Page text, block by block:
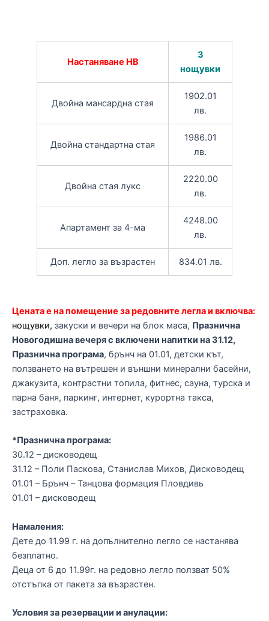
Настаняване HB
3
нощувки
Двойна мансардна стая
1902.01
лв.
Двойна стандартна стая
1986.01
лв.
Двойна стая лукс
2220.00
лв.
Апартамент за 4-ма
4248.00
лв.
Доп. легло за възрастен 834.01 лв.
Цената е на помещение за редовните легла и включва:
нощувки, закуски и вечери на блок маса, Празнична
Новогодишна вечеря с включени напитки на 31.12,
Празнична програма, брънч на 01.01, детски кът,
ползването на вътрешен и външни минерални басейни,
джакузита, контрастни топила, фитнес, сауна, турска и
парна баня, паркинг, интернет, курортна такса,
застраховка.
*Празнична програма:
30.12 – дисководещ
31.12 – Поли Паскова, Станислав Михов, Дисководещ
01.01 – Брънч – Танцова формация Пловдивь
01.01 – дисководещ
Намаления:
Дете до 11.99 г. на допълнително легло се настанява
безплатно.
Деца от 6 до 11.99г. на редовно легло ползват 50%
отстъпка от пакета за възрастен.
Условия за резервации и анулации: